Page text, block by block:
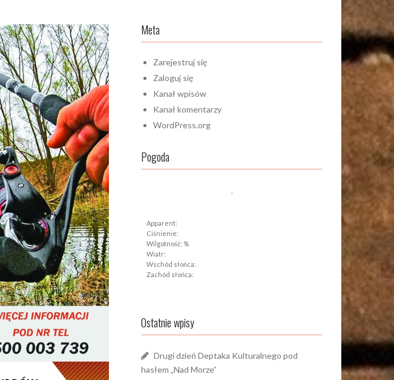
Meta
Zarejestruj się
Zaloguj się
Kanał wpisów
Kanał komentarzy
WordPress.org
Pogoda
Apparent:
Ciśnienie:
Wilgotność: %
Wiatr:
Wschód słońca:
Zachód słońca:
Ostatnie wpisy
Drugi dzień Deptaka Kulturalnego pod
hasłem „Nad Morze”